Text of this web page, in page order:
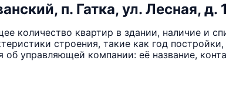
п. Гатка, ул. Лесная, д.
количество квартир в здании, наличие и
строения, такие как год
управляющей компании: её название,